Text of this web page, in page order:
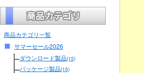
商品カテゴリ一覧
サマーセール2026
ダウンロード製品(15)
パッケージ製品(15)